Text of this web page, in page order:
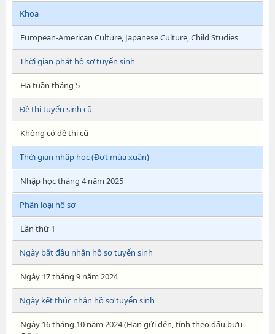
Khoa
European-American Culture, Japanese Culture, Child Studies
Thời gian phát hồ sơ tuyển sinh
Hạ tuần tháng 5
Đề thi tuyển sinh cũ
Không có đề thi cũ
Thời gian nhập học (Đợt mùa xuân)
Nhập học tháng 4 năm 2025
Phân loại hồ sơ
Lần thứ 1
Ngày bắt đầu nhận hồ sơ tuyển sinh
Ngày 17 tháng 9 năm 2024
Ngày kết thúc nhận hồ sơ tuyển sinh
Ngày 16 tháng 10 năm 2024 (Hạn gửi đến, tính theo dấu bưu